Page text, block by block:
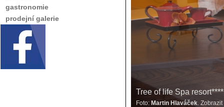
Tree of life Spa
Foto: Martin Hlaváček .
Tree of life Spa
Foto: Martin Hlaváček .
gastronomie
prodejní galerie